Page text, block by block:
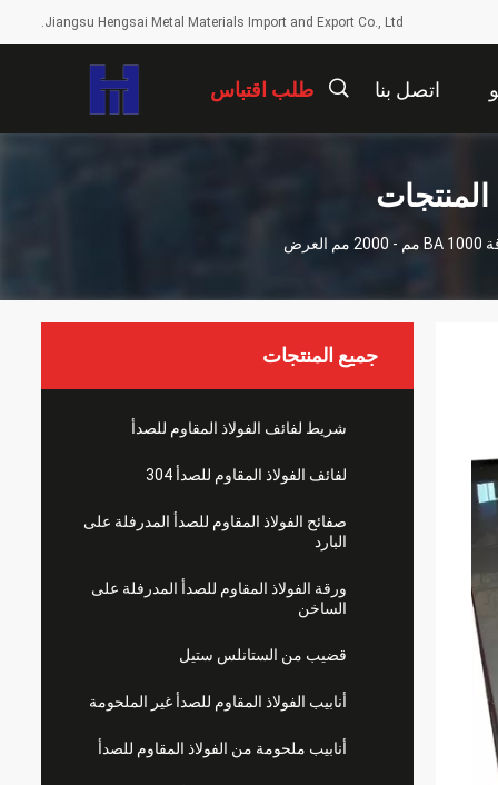
Jiangsu Hengsai Metal Materials Import and Export Co., Ltd.
اتصل بنا طلب اقتباس
جميع المنتجات
شريط لفائف الفولاذ المقاوم للصدأ
لفائف الفولاذ المقاوم للصدأ 304
صفائح الفولاذ المقاوم للصدأ المدرفلة على
البارد
ورقة الفولاذ المقاوم للصدأ المدرفلة على
الساخن
قضيب من الستانلس ستيل
أنابيب الفولاذ المقاوم للصدأ غير الملحومة
أنابيب ملحومة من الفولاذ المقاوم للصدأ